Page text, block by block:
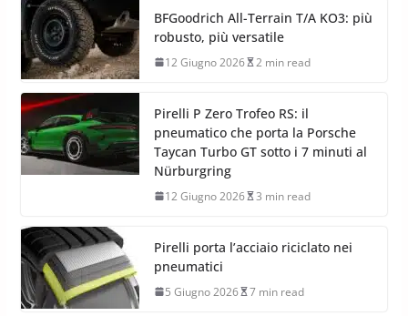
BFGoodrich All-Terrain T/A KO3: più
robusto, più versatile
12 Giugno 2026 2 min read
Pirelli P Zero Trofeo RS: il
pneumatico che porta la Porsche
Taycan Turbo GT sotto i 7 minuti al
Nürburgring
12 Giugno 2026 3 min read
Pirelli porta l’acciaio riciclato nei
pneumatici
5 Giugno 2026 7 min read